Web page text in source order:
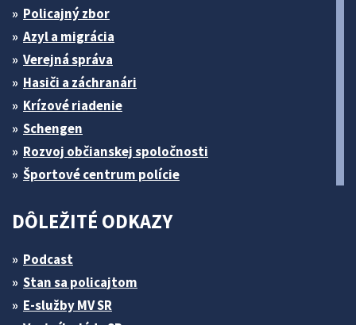
Policajný zbor
Azyl a migrácia
Verejná správa
Hasiči a záchranári
Krízové riadenie
Schengen
Rozvoj občianskej spoločnosti
Športové centrum polície
DÔLEŽITÉ ODKAZY
Podcast
Stan sa policajtom
E-služby MV SR